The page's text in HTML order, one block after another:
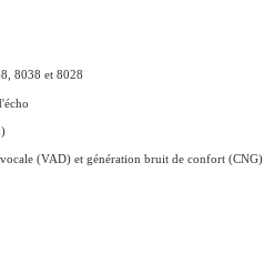
8038 et 8028
(VAD) et génération bruit de confort (CNG)